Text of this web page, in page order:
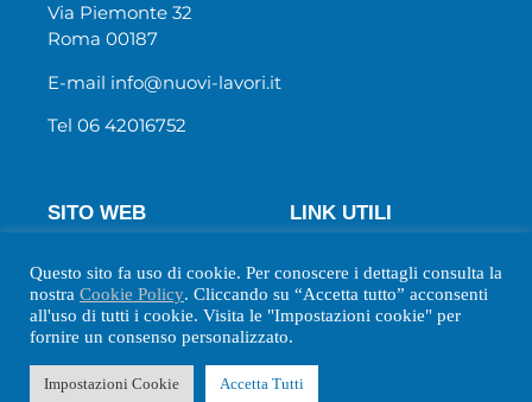
Via Piemonte 32
Roma 00187
E-mail info@nuovi-lavori.it
Tel 06 42016752
SITO WEB
Newsletter
Biblio
Contatti
LINK UTILI
Privacy Policy
Cookie Policy
Questo sito fa uso di cookie. Per conoscere i dettagli consulta la
nostra Cookie Policy. Cliccando su “Accetta tutto” acconsenti
all'uso di tutti i cookie. Visita le "Impostazioni cookie" per
fornire un consenso personalizzato.
Impostazioni Cookie Accetta Tutti